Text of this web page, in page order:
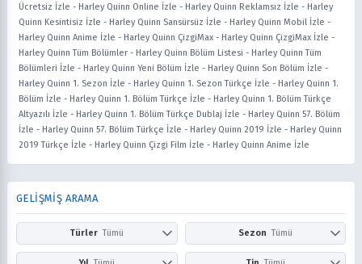
Ücretsiz İzle - Harley Quinn Online İzle - Harley Quinn Reklamsız İzle - Harley
Quinn Kesintisiz İzle - Harley Quinn Sansürsüz İzle - Harley Quinn Mobil İzle -
Harley Quinn Anime İzle - Harley Quinn ÇizgiMax - Harley Quinn ÇizgiMax İzle -
Harley Quinn Tüm Bölümler - Harley Quinn Bölüm Listesi - Harley Quinn Tüm
Bölümleri İzle - Harley Quinn Yeni Bölüm İzle - Harley Quinn Son Bölüm İzle -
Harley Quinn 1. Sezon İzle - Harley Quinn 1. Sezon Türkçe İzle - Harley Quinn 1.
Bölüm İzle - Harley Quinn 1. Bölüm Türkçe İzle - Harley Quinn 1. Bölüm Türkçe
Altyazılı İzle - Harley Quinn 1. Bölüm Türkçe Dublaj İzle - Harley Quinn 57. Bölüm
İzle - Harley Quinn 57. Bölüm Türkçe İzle - Harley Quinn 2019 İzle - Harley Quinn
2019 Türkçe İzle - Harley Quinn Çizgi Film İzle - Harley Quinn Anime İzle
GELİŞMİŞ ARAMA
Türler Tümü Sezon Tümü